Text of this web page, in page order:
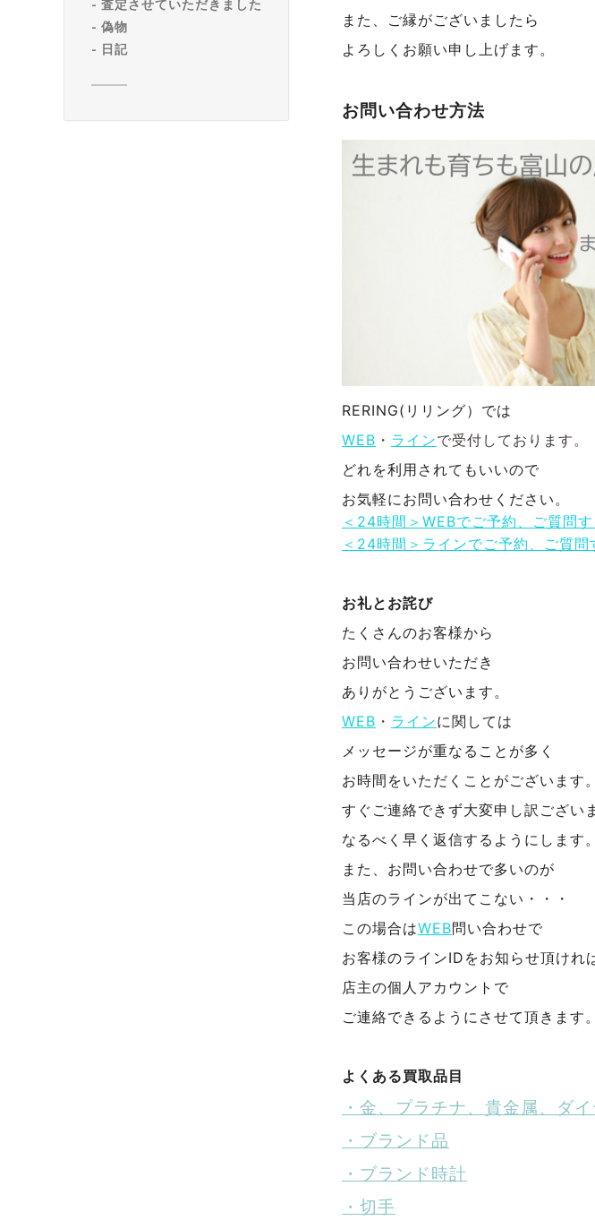
査定させていただきました
偽物
日記
また、ご縁がございましたら
よろしくお願い申し上げます。
お問い合わせ方法
RERING(リリング）では
WEB ・ ラインで受付しております。
どれを利用されてもいいので
お気軽にお問い合わせください。
＜24時間＞WEBでご予約、ご質問す
＜24時間＞ラインでご予約、ご質問
お礼とお詫び
たくさんのお客様から
お問い合わせいただき
ありがとうございます。
WEB ・ ラインに関しては
メッセージが重なることが多く
お時間をいただくことがございます。
すぐご連絡できず大変申し訳ござい
なるべく早く返信するようにします。
また、お問い合わせで多いのが
当店のラインが出てこない・・・
この場合はWEB問い合わせで
お客様のラインIDをお知らせ頂けれ
店主の個人アカウントで
ご連絡できるようにさせて頂きます。
よくある買取品目
・金、プラチナ、貴金属、ダ
・ブランド品
・ブランド時計
・切手